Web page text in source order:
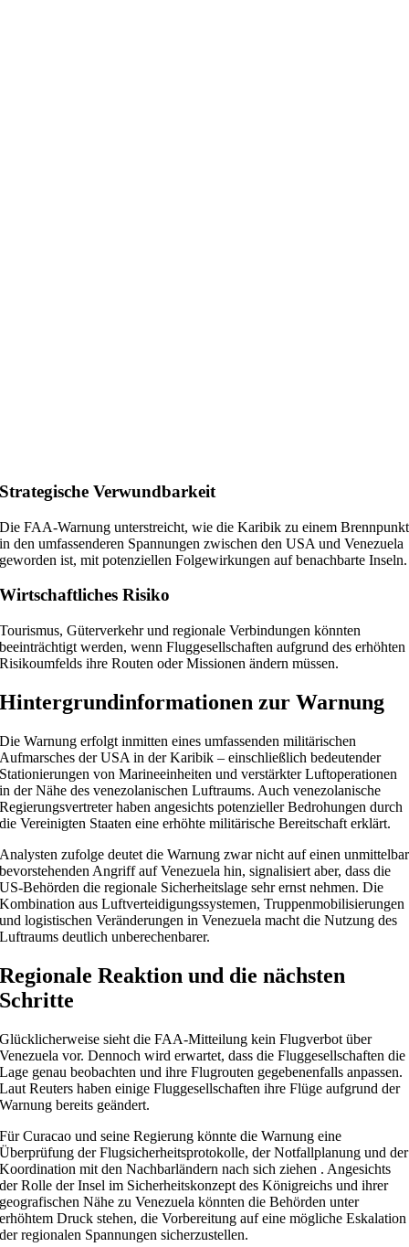
Strategische Verwundbarkeit
Die FAA-Warnung unterstreicht, wie die Karibik zu einem Brennpunkt
in den umfassenderen Spannungen zwischen den USA und Venezuela
geworden ist, mit potenziellen Folgewirkungen auf benachbarte Inseln.
Wirtschaftliches Risiko
Tourismus, Güterverkehr und regionale Verbindungen könnten
beeinträchtigt werden, wenn Fluggesellschaften aufgrund des erhöhten
Risikoumfelds ihre Routen oder Missionen ändern müssen.
Hintergrundinformationen zur Warnung
Die Warnung erfolgt inmitten eines umfassenden militärischen
Aufmarsches der USA in der Karibik – einschließlich bedeutender
Stationierungen von Marineeinheiten und verstärkter Luftoperationen
in der Nähe des venezolanischen Luftraums. Auch venezolanische
Regierungsvertreter haben angesichts potenzieller Bedrohungen durch
die Vereinigten Staaten eine erhöhte militärische Bereitschaft erklärt.
Analysten zufolge deutet die Warnung zwar nicht auf einen unmittelbar
bevorstehenden Angriff auf Venezuela hin, signalisiert aber, dass die
US-Behörden die regionale Sicherheitslage sehr ernst nehmen. Die
Kombination aus Luftverteidigungssystemen, Truppenmobilisierungen
und logistischen Veränderungen in Venezuela macht die Nutzung des
Luftraums deutlich unberechenbarer.
Regionale Reaktion und die nächsten
Schritte
Glücklicherweise sieht die FAA-Mitteilung kein Flugverbot über
Venezuela vor. Dennoch wird erwartet, dass die Fluggesellschaften die
Lage genau beobachten und ihre Flugrouten gegebenenfalls anpassen.
Laut Reuters haben einige Fluggesellschaften ihre Flüge aufgrund der
Warnung bereits geändert.
Für Curacao und seine Regierung könnte die Warnung eine
Überprüfung der Flugsicherheitsprotokolle, der Notfallplanung und der
Koordination mit den Nachbarländern nach sich ziehen . Angesichts
der Rolle der Insel im Sicherheitskonzept des Königreichs und ihrer
geografischen Nähe zu Venezuela könnten die Behörden unter
erhöhtem Druck stehen, die Vorbereitung auf eine mögliche Eskalation
der regionalen Spannungen sicherzustellen.